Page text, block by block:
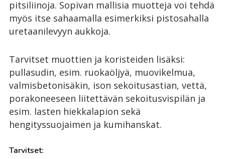
pitsiliinoja. Sopivan mallisia muotteja voi tehdä
myös itse sahaamalla esimerkiksi pistosahalla
uretaanilevyyn aukkoja.
Tarvitset muottien ja koristeiden lisäksi:
pullasudin, esim. ruokaöljyä, muovikelmua,
valmisbetonisäkin, ison sekoitusastian, vettä,
porakoneeseen liitettävän sekoitusvispilän ja
esim. lasten hiekkalapion sekä
hengityssuojaimen ja kumihanskat.
Tarvitset: